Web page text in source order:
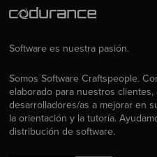
Software es nuestra pasión.
Somos Software Craftspeople.
elaborado para nuestros clientes,
desarrolladores/as a mejorar en
la orientación y la tutoría.
distribución de software.